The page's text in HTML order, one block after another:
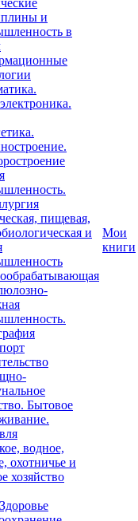
и
в
пищевая,
и
Бытовое
водное,
охотничье и
хозяйство
Мои
книги